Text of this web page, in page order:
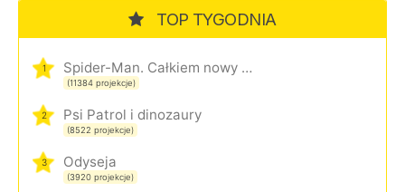
TOP TYGODNIA
1 Spider-Man. Całkiem nowy dzień
(11384 projekcje)
2 Psi Patrol i dinozaury
(8522 projekcje)
3 Odyseja
(3920 projekcje)